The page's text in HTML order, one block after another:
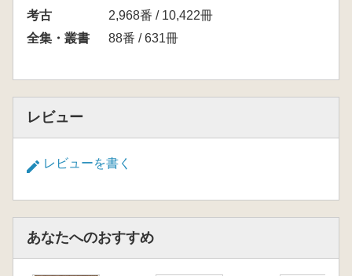
考古
2,968番 / 10,422冊
全集・叢書
88番 / 631冊
レビュー
レビューを書く
あなたへのおすすめ